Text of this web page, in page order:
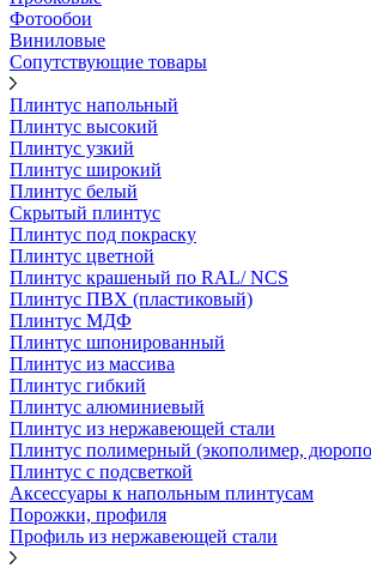
Фотообои
Виниловые
Сопутствующие товары
Плинтус напольный
Плинтус высокий
Плинтус узкий
Плинтус широкий
Плинтус белый
Скрытый плинтус
Плинтус под покраску
Плинтус цветной
Плинтус крашеный по RAL/ NCS
Плинтус ПВХ (пластиковый)
Плинтус МДФ
Плинтус шпонированный
Плинтус из массива
Плинтус гибкий
Плинтус алюминиевый
Плинтус из нержавеющей стали
Плинтус полимерный (экополимер,
Плинтус с подсветкой
Аксессуары к напольным плинтусам
Порожки, профиля
Профиль из нержавеющей стали